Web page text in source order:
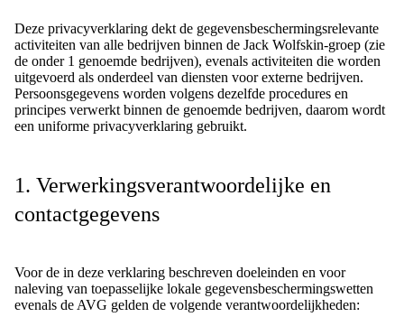
Deze privacyverklaring dekt de gegevensbeschermingsrelevante
activiteiten van alle bedrijven binnen de Jack Wolfskin-groep (zie
de onder 1 genoemde bedrijven), evenals activiteiten die worden
uitgevoerd als onderdeel van diensten voor externe bedrijven.
Persoonsgegevens worden volgens dezelfde procedures en
principes verwerkt binnen de genoemde bedrijven, daarom wordt
een uniforme privacyverklaring gebruikt.
1. Verwerkingsverantwoordelijke en
contactgegevens
Voor de in deze verklaring beschreven doeleinden en voor
naleving van toepasselijke lokale gegevensbeschermingswetten
evenals de AVG gelden de volgende verantwoordelijkheden: